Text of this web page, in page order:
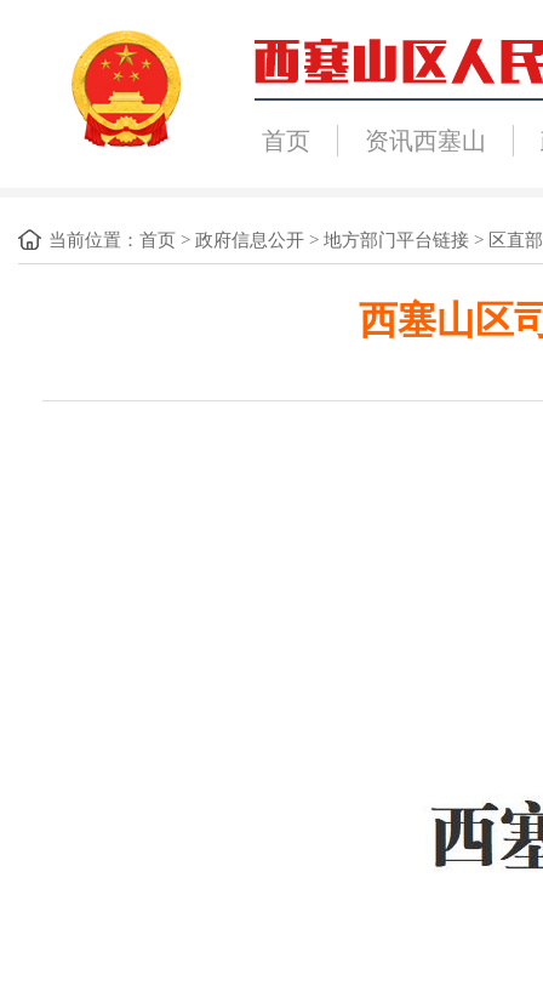
首页 资讯西塞山
当前位置： 首页 > 政府信息公开 > 地方部门平台链接 > 区直
西塞山区